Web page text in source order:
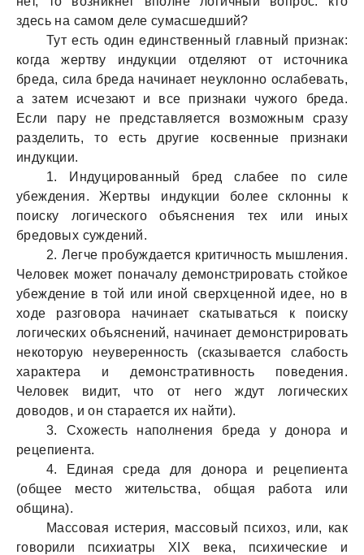
здесь на самом деле сумасшедший?
Тут есть один единственный главный признак:
когда жертву индукции отделяют от источника
бреда, сила бреда начинает неуклонно ослабевать,
а затем исчезают и все признаки чужого бреда.
Если пару не представляется возможным сразу
разделить, то есть другие косвенные признаки
индукции.
1. Индуцированный бред слабее по силе
убеждения. Жертвы индукции более склонны к
поиску логического объяснения тех или иных
бредовых суждений.
2. Легче пробуждается критичность мышления.
Человек может поначалу демонстрировать стойкое
убеждение в той или иной сверхценной идее, но в
ходе разговора начинает скатываться к поиску
логических объяснений, начинает демонстрировать
некоторую неуверенность (сказывается слабость
характера и демонстративность поведения.
Человек видит, что от него ждут логических
доводов, и он старается их найти).
3. Схожесть наполнения бреда у донора и
рецепиента.
4. Единая среда для донора и рецепиента
(общее место жительства, общая работа или
община).
Массовая истерия, массовый психоз, или, как
говорили психиатры XIX века, психические и